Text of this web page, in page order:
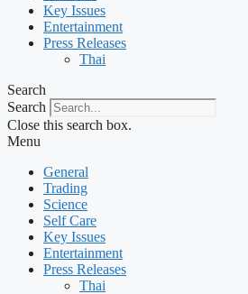
Key Issues
Entertainment
Press Releases
Thai
Search
Search
Close this search box.
Menu
General
Trading
Science
Self Care
Key Issues
Entertainment
Press Releases
Thai